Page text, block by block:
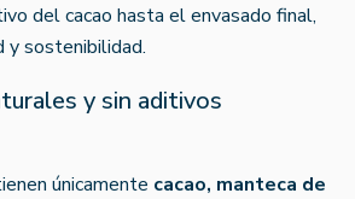
del cacao hasta el envasado final,
y sostenibilidad.
y sin aditivos
únicamente cacao, manteca de